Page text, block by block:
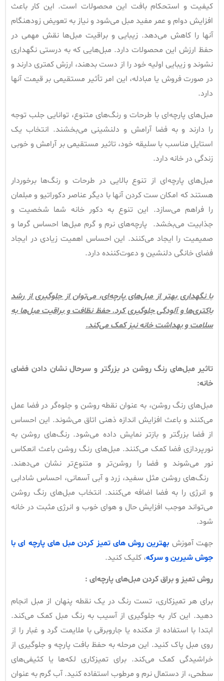
کیفیت و استحکام بافت این محصولات است. این کار باعث
افزایش دوام و عمر مفید مبل می‌شود و نیاز به تعویض زودهنگام
آنها را کاهش می‌دهد. زیبایی و براقیت مبل‌ها نقش مهمی در
حفظ ارزش این محصولات دارد. مبل‌هایی که به درستی نگهداری
نشوند و زیبایی اولیه خود را از دست بدهند، ارزش کمتری دارند و
در صورت فروش یا مبادله، این امر تأثیر مستقیمی بر قیمت آنها
دارد.
مبل‌های پارچه‌ای با طرحات و رنگ‌های متنوع، توانایی جلب توجه
را دارند و به فضا آرامش و دلنشینی می‌بخشند. انتخاب یک
استایل مناسب با سلیقه خود، تاثیر مستقیمی بر آرامش و خوبی
زندگی در خانه دارد.
مبل‌های پارچه‌ای از تنوع بالایی در طرحات و رنگ‌ها برخوردار
هستند که امکان ست کردن آنها با دیگر عناصر دکوراتیو و مبلمان
را فراهم می‌سازد. این تنوع به دکور خانه شما شخصیت و
جذابیت می‌بخشد. پارچه‌های نرم و گرم مبل‌ها احساس گرما و
صمیمیت را ایجاد می‌کنند. این احساس اهمیت زیادی در ایجاد
فضای خانگی دلنشین و دعوت‌کننده دارد.
با نگهداری بهتر از مبل‌های پارچه‌ای، می‌توان از جلوگیری از رشد
باکتری‌ها و آلودگی جلوگیری کرد. حفظ نظافت و براقیت مبل‌ها به
سلامت و بهداشت خانه نیز کمک می‌کند.
تاثیر مبل‌های رنگ روشن در بزرگتر و سرحال نشان دادن فضای
خانه:
مبل‌های رنگ روشن، به عنوان نقطه روشن و جلوه‌گر در فضا عمل
می‌کنند و باعث افزایش اندازه ذهنی اتاق می‌شوند. این احساس
از فضا بزرگتر و بازتر نمایش داده می‌شود. رنگ‌های روشن به
نورپردازی فضا کمک می‌کنند. مبل‌های رنگ روشن باعث انعکاس
نور می‌شوند و فضا را روشن‌تر و متنوع‌تر نشان می‌دهند.
رنگ‌های روشن مثل سفید، زرد و آبی آسمانی، احساس شادابی
و انرژی را به فضا اضافه می‌کنند. انتخاب مبل‌های رنگ روشن
می‌تواند موجب افزایش حال و هوای خوب و انرژی مثبت در خانه
شود.
جهت آموزش بهترین روش های تمیز کردن مبل های پارچه ای با
جوش شیرین و سرکه، کلیک کنید.
روش تمیز و براق کردن مبل‌های پارچه‌ای :
برای هر تمیزکاری، تست رنگ در یک نقطه پنهان از مبل انجام
دهید. این کار به جلوگیری از آسیب به رنگ مبل کمک می‌کند.
ابتدا با استفاده از مکنده یا جاروبرقی با ملایمت گرد و غبار را از
روی مبل پاک کنید. این مرحله به حفظ بافت پارچه و جلوگیری از
خراشیدگی کمک می‌کند. برای تمیزکاری لکه‌ها یا کثیفی‌های
سطحی، از دستمال نرم و مرطوب استفاده کنید. آب گرم به عنوان